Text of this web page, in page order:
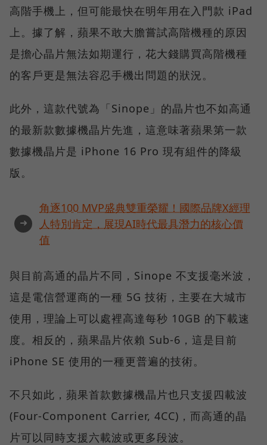
高階手機上，但可能最快在明年用在入門款 iPad
上。據了解，蘋果不敢大膽嘗試高階機種的原因
是擔心晶片無法如期運行，花大錢購買高階機種
的客戶更是無法容忍手機出問題的狀況。
此外，這款代號為「Sinope」的晶片也不如高通
的最新款數據機晶片先進，這意味著蘋果第一款
數據機晶片是 iPhone 16 Pro 現有組件的降級
版。
➜
角逐100 MVP盛典雙重榮耀！國際品牌X經理
人特別肯定，展現AI時代最具潛力的核心價
值
與目前高通的晶片不同，Sinope 不支援毫米波，
這是電信營運商的一種 5G 技術，主要在大城市
使用，理論上可以處裡高達每秒 10GB 的下載速
度。相反的，蘋果晶片依賴 Sub-6，這是目前
iPhone SE 使用的一種更普遍的技術。
不只如此，蘋果首款數據機晶片也只支援四載波
(Four-Component Carrier, 4CC)，而高通的晶
片可以同時支援六載波或更多段波。